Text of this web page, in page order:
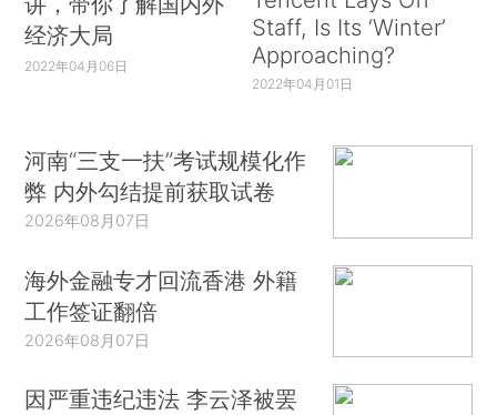
经济大局
2022年04月06日
Staff, Is Its ‘Winter’
Approaching?
2022年04月01日
河南“三支一扶”考试规模化作
弊 内外勾结提前获取试卷
2026年08月07日
海外金融专才回流香港 外籍
工作签证翻倍
2026年08月07日
因严重违纪违法 李云泽被罢